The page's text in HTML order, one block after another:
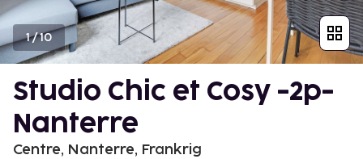
1/10
Studio Chic et Cosy -2p-
Nanterre
Centre, Nanterre, Frankrig